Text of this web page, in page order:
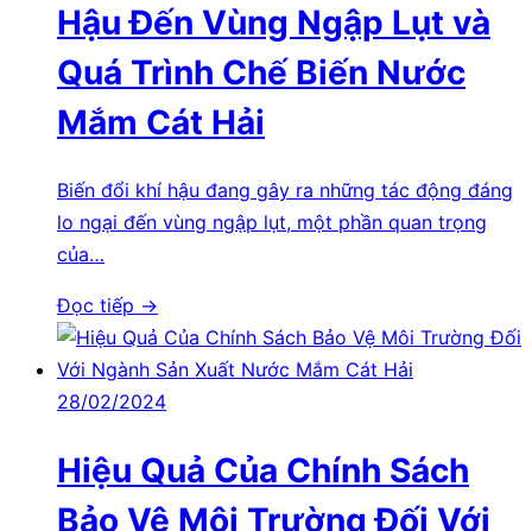
Hậu Đến Vùng Ngập Lụt và
Quá Trình Chế Biến Nước
Mắm Cát Hải
Biến đổi khí hậu đang gây ra những tác động đáng
lo ngại đến vùng ngập lụt, một phần quan trọng
của…
Đọc tiếp →
28/02/2024
Hiệu Quả Của Chính Sách
Bảo Vệ Môi Trường Đối Với